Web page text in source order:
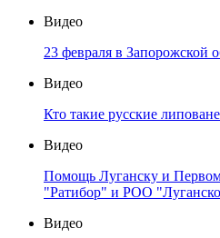
Видео
23 февраля в Запорожской
Видео
Кто такие русские
Видео
Помощь Луганску и
"Ратибор" и РОО
Видео